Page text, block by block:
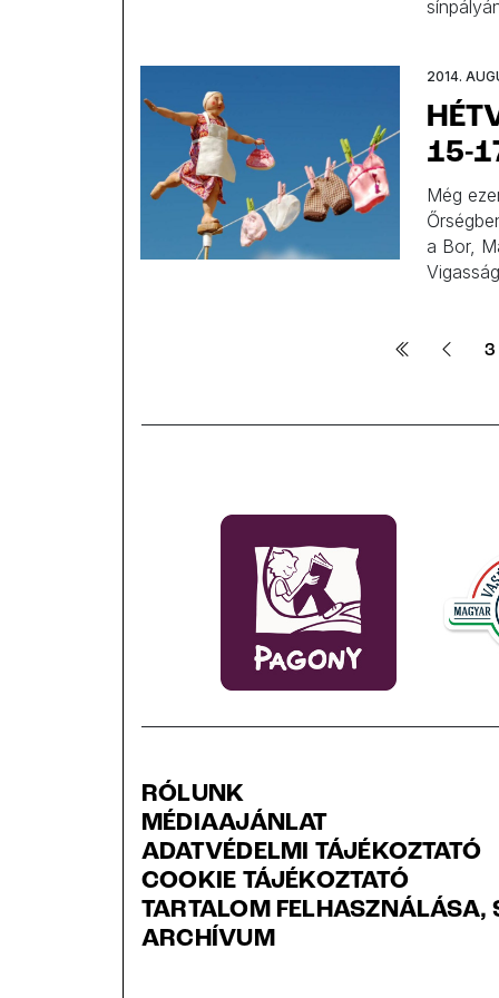
2014.
15-
Még
a Bor,
[…]
3
RÓLUNK
MÉDIAAJÁNLAT
ADATVÉDELMI TÁJÉKOZTATÓ
COOKIE TÁJÉKOZTATÓ
TARTALOM FELHASZNÁLÁSA,
ARCHÍVUM